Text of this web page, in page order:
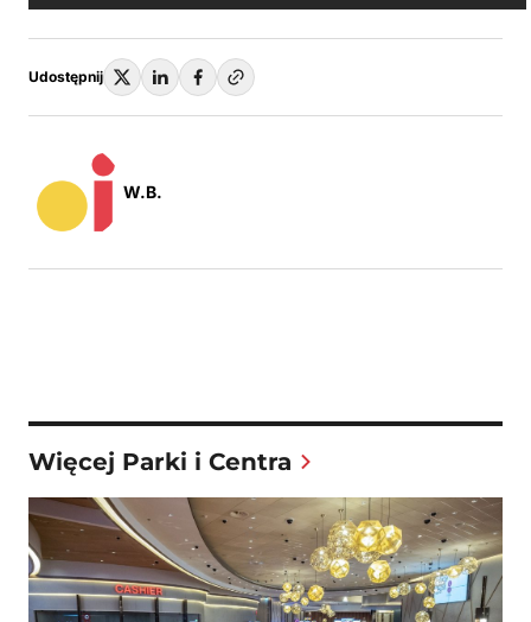
Udostępnij
W.B.
Więcej Parki i Centra